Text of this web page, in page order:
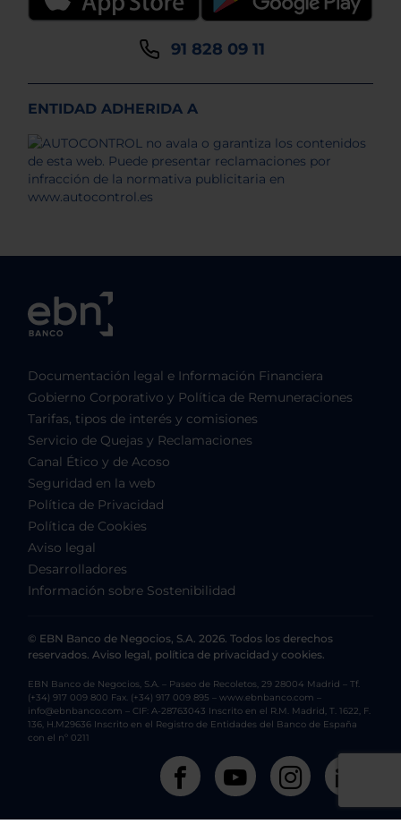
91 828 09 11
ENTIDAD ADHERIDA A
Documentación legal e Información Financiera
Gobierno Corporativo y Política de Remuneraciones
Tarifas, tipos de interés y comisiones
Servicio de Quejas y Reclamaciones
Canal Ético y de Acoso
Seguridad en la web
Política de Privacidad
Política de Cookies
Aviso legal
Desarrolladores
Información sobre Sostenibilidad
© EBN Banco de Negocios, S.A. 2026. Todos los derechos
reservados. Aviso legal, política de privacidad y cookies.
EBN Banco de Negocios, S.A. – Paseo de Recoletos, 29 28004 Madrid – Tf.
(+34) 917 009 800 Fax. (+34) 917 009 895 – www.ebnbanco.com –
info@ebnbanco.com – CIF: A-28763043 Inscrito en el R.M. Madrid, T. 1622, F.
136, H.M29636 Inscrito en el Registro de Entidades del Banco de España
con el nº 0211